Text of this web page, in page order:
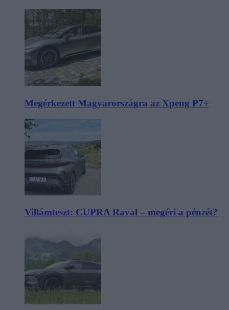
Megérkezett Magyarországra az Xpeng P7+
Villámteszt: CUPRA Raval – megéri a pénzét?